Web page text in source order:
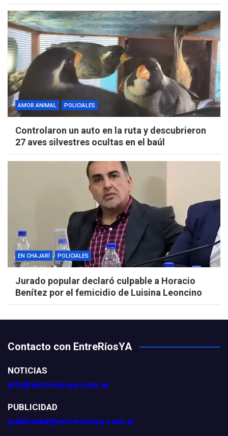
AMOR ANIMAL POLICIALES
Controlaron un auto en la ruta y descubrieron
27 aves silvestres ocultas en el baúl
EN CHAJARÍ POLICIALES
Jurado popular declaró culpable a Horacio
Benítez por el femicidio de Luisina Leoncino
Contacto con EntreRíosYA
NOTICIAS
info@entreriosya.com.ar
PUBLICIDAD
publicidad@entreriosya.com.ar